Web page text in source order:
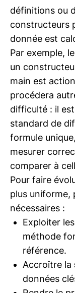
définitions ou
constructeurs
donnée est
Par exemple, le
un
main est
procédera
difficulté : il
standard de
formule
mesurer
comparer à
Pour faire
plus uniforme,
nécessaires :
Exploiter les
méthode
référence.
Accroître la
données